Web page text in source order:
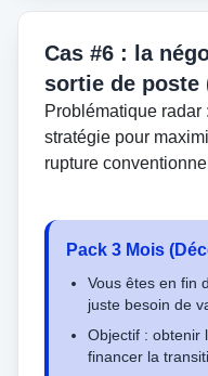
Cas #6 : la
sortie de poste
Problématique
stratégie pour
rupture
Pack 3 Mois
Vous êtes en fin
juste besoin de
Objectif : obtenir
financer la